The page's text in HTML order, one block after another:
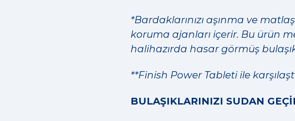
*Bardaklarınızı aşınma ve
koruma ajanları içerir. Bu ürün
halihazırda hasar görmüş
**Finish Power Tableti ile
BULAŞIKLARINIZI SUDAN